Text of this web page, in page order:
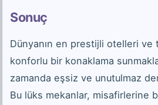
Sonuç
Dünyanın en prestijli otelleri
konforlu bir konaklama
zamanda eşsiz ve unutulmaz
Bu lüks mekanlar, misafirlerine